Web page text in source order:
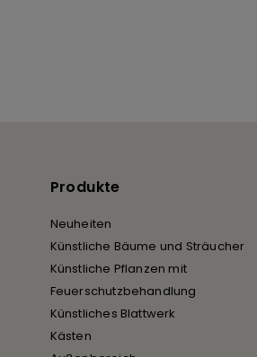
Produkte
Neuheiten
Künstliche Bäume und Sträucher
Künstliche Pflanzen mit
Feuerschutzbehandlung
Künstliches Blattwerk
Kästen